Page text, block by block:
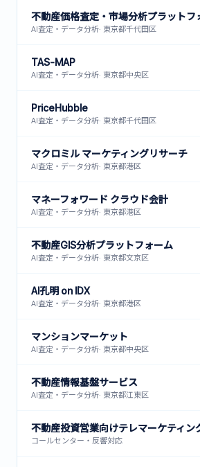
不動産価格査定・市場分析プラットフ
AI査定・データ分析· 東京都千代田区
TAS-MAP
AI査定・データ分析· 東京都中央区
PriceHubble
AI査定・データ分析· 東京都千代田区
マクロミル マーケティングリサーチ
AI査定・データ分析· 東京都港区
マネーフォワード クラウド会計
AI査定・データ分析· 東京都港区
不動産GIS分析プラットフォーム
AI査定・データ分析· 東京都文京区
AI孔明 on IDX
AI査定・データ分析· 東京都港区
マンションマーケット
AI査定・データ分析· 東京都中央区
不動産情報基盤サービス
AI査定・データ分析· 東京都江東区
不動産投資営業向けテレマーケティン
コールセンター・反響対応